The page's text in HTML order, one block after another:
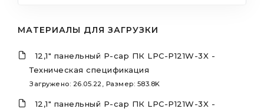
МАТЕРИАЛЫ ДЛЯ ЗАГРУЗКИ
12,1" панельный P-cap ПК LPC-P121W-3X -
Техническая спецификация
Загружено: 26.05.22, Размер: 583.8K
12,1" панельный P-cap ПК LPC-P121W-3X -